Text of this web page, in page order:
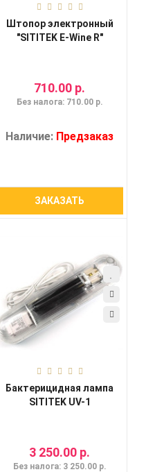
Штопор электронный
"SITITEK E-Wine R"
710.00 р.
Без налога: 710.00 р.
Наличие: Предзаказ
ЗАКАЗАТЬ
Бактерицидная лампа
SITITEK UV-1
3 250.00 р.
Без налога: 3 250.00 р.